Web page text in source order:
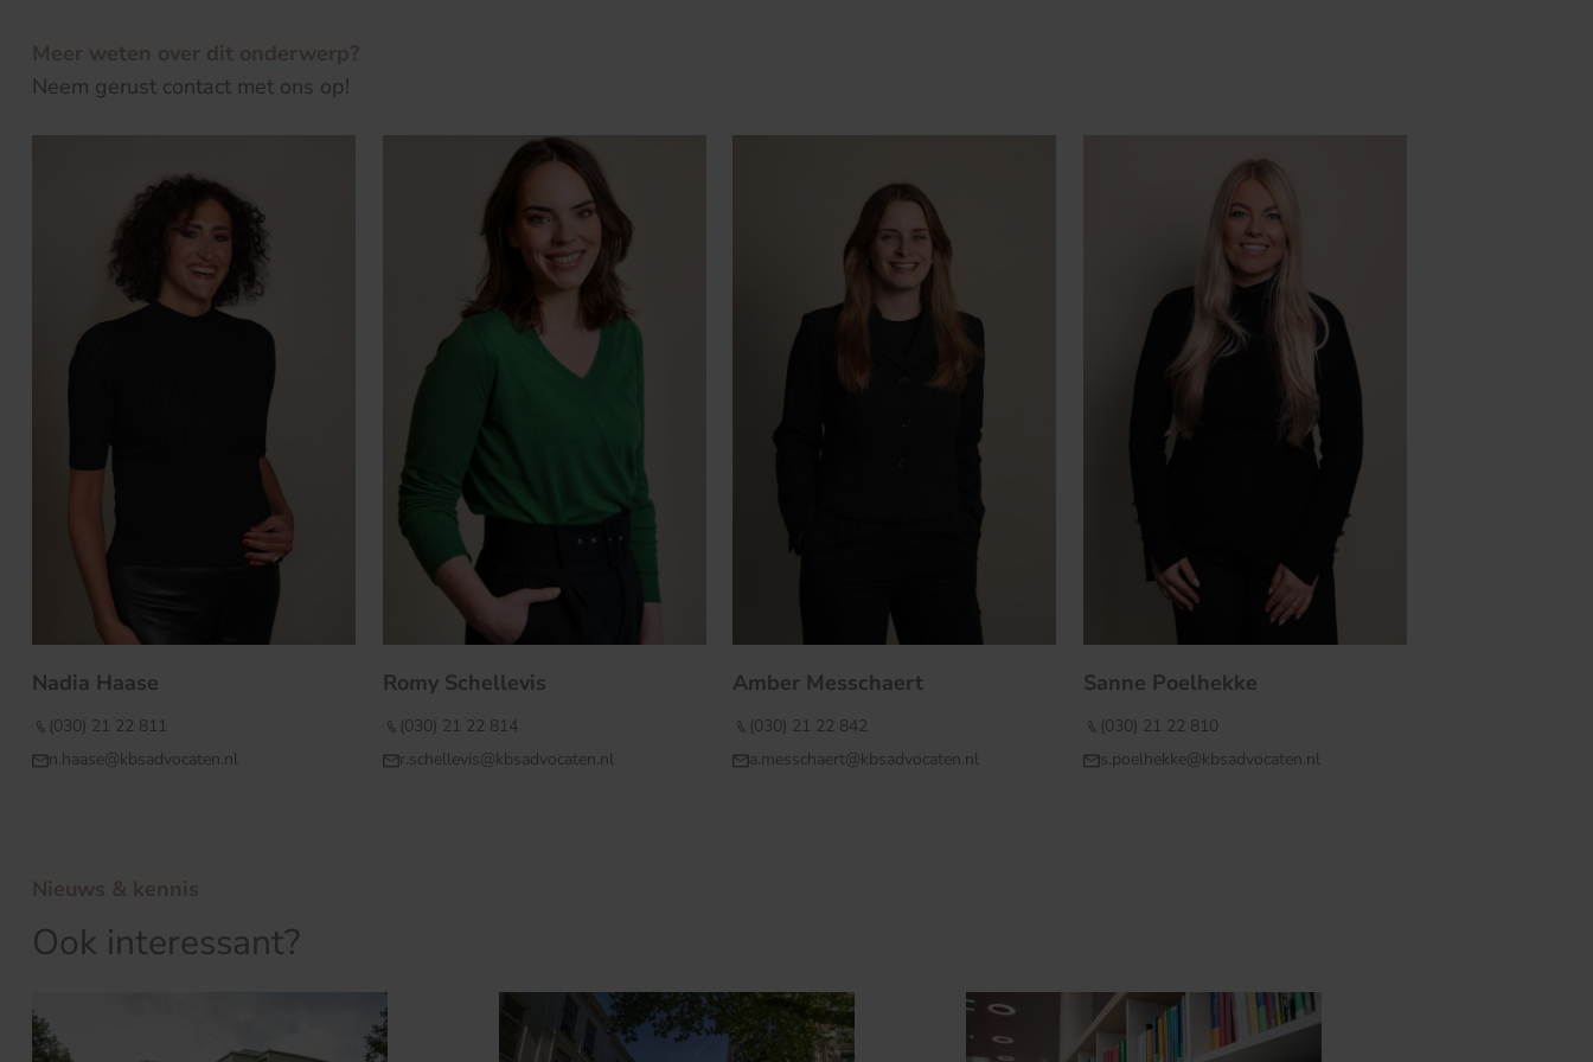
Meer weten over dit onderwerp?
Neem gerust contact met ons op!
Nadia Haase
(030) 21 22 811
n.haase@kbsadvocaten.nl
Romy Schellevis
(030) 21 22 814
r.schellevis@kbsadvocaten.nl
Amber Messchaert
(030) 21 22 842
a.messchaert@kbsadvocaten.nl
Sanne Poelhekke
(030) 21 22 810
s.poelhekke@kbsadvocaten.nl
Nieuws & kennis
Ook interessant?